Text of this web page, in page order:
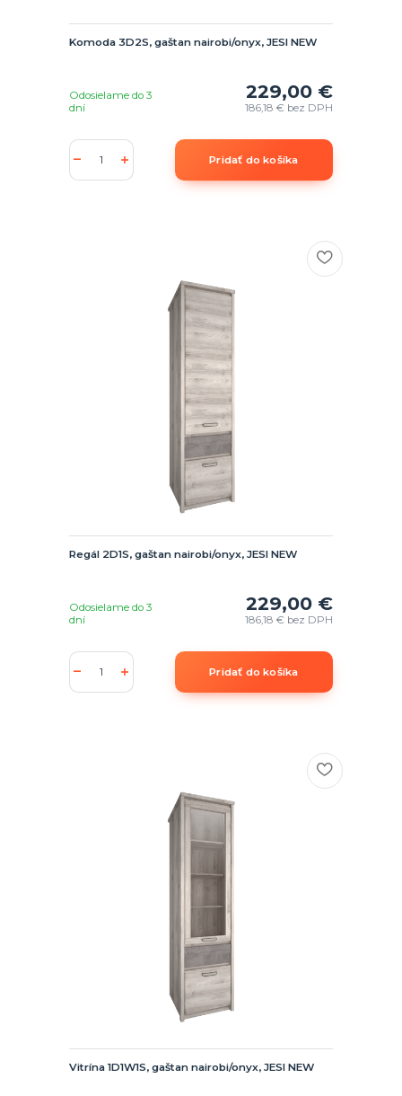
Komoda 3D2S, gaštan nairobi/onyx, JESI NEW
229,00 €
186,18 € bez DPH
Odosielame do 3
dní
Pridať do košíka
Regál 2D1S, gaštan nairobi/onyx, JESI NEW
229,00 €
186,18 € bez DPH
Odosielame do 3
dní
Pridať do košíka
Vitrína 1D1W1S, gaštan nairobi/onyx, JESI NEW